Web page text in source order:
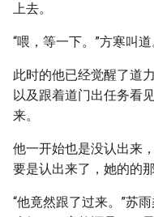
上去。
“喂，等一下。”方寒叫道
此时的他已经觉醒了道
以及跟着道门出任务看
来。
他一开始也是没认出来
要是认出来了，她的的
“他竟然跟了过来。”苏